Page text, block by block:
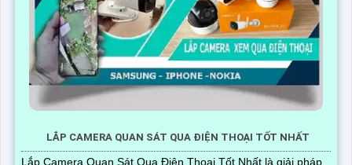
LẮP CAMERA QUAN SÁT QUA ĐIỆN THOẠI TỐT NHẤT
Lắp Camera Quan Sát Qua Điện Thoại Tốt Nhất là giải pháp